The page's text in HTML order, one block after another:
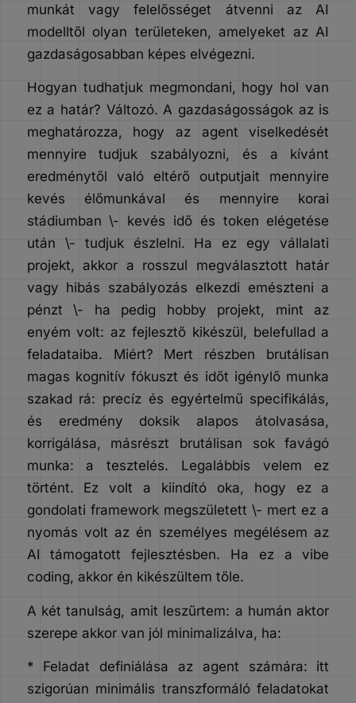
munkát vagy felelősséget átvenni az AI
modelltől olyan területeken, amelyeket az AI
gazdaságosabban képes elvégezni.
Hogyan tudhatjuk megmondani, hogy hol van
ez a határ? Változó. A gazdaságosságok az is
meghatározza, hogy az agent viselkedését
mennyire tudjuk szabályozni, és a kívánt
eredménytől való eltérő outputjait mennyire
kevés élőmunkával és mennyire korai
stádiumban \- kevés idő és token elégetése
után \- tudjuk észlelni. Ha ez egy vállalati
projekt, akkor a rosszul megválasztott határ
vagy hibás szabályozás elkezdi emészteni a
pénzt \- ha pedig hobby projekt, mint az
enyém volt: az fejlesztő kikészül, belefullad a
feladataiba. Miért? Mert részben brutálisan
magas kognitív fókuszt és időt igénylő munka
szakad rá: precíz és egyértelmű specifikálás,
és eredmény doksik alapos átolvasása,
korrigálása, másrészt brutálisan sok favágó
munka: a tesztelés. Legalábbis velem ez
történt. Ez volt a kiindító oka, hogy ez a
gondolati framework megszületett \- mert ez a
nyomás volt az én személyes megélésem az
AI támogatott fejlesztésben. Ha ez a vibe
coding, akkor én kikészültem tőle.
A két tanulság, amit leszűrtem: a humán aktor
szerepe akkor van jól minimalizálva, ha:
* Feladat definiálása az agent számára: itt
szigorúan minimális transzformáló feladatokat